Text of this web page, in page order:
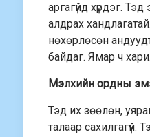
аргагүйд хүрдэг. Тэд
алдрах
нөхөрлөсөн
байдаг. Ямар ч
Мэлхийн ордны
Тэд их зөөлөн,
талаар сахилгагүй.